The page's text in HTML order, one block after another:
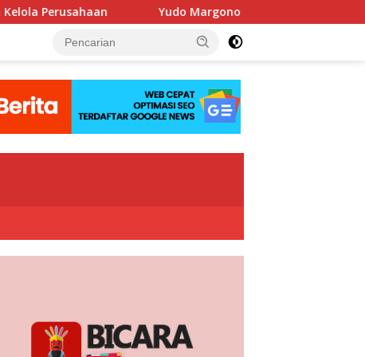
Yudo Margono Pimpin Ziarah HUT Ke-40 PPAL di Kalibata